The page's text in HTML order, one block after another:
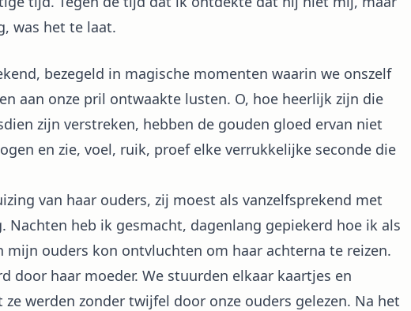
was het te laat.
bezegeld in magische momenten waarin we onszelf
aan onze pril ontwaakte lusten. O, hoe heerlijk zijn die
zijn verstreken, hebben de gouden gloed ervan niet
en zie, voel, ruik, proef elke verrukkelijke seconde die
van haar ouders, zij moest als vanzelfsprekend met
Nachten heb ik gesmacht, dagenlang gepiekerd hoe ik als
ouders kon ontvluchten om haar achterna te reizen.
door haar moeder. We stuurden elkaar kaartjes en
werden zonder twijfel door onze ouders gelezen. Na het